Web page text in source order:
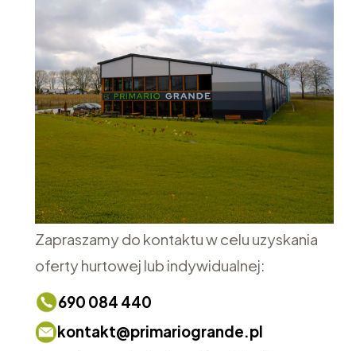
Zapraszamy do kontaktu w celu uzyskania
oferty hurtowej lub indywidualnej:
690 084 440
kontakt@primariogrande.pl